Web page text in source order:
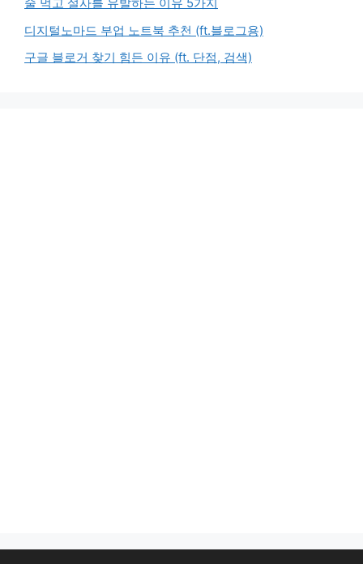
디지털노마드 부업 노트북 추천 (ft.블로그용)
구글 블로거 찾기 힘든 이유 (ft. 단점, 검색)